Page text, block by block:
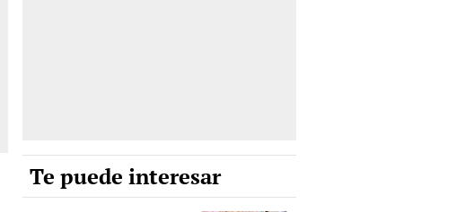
Te puede interesar